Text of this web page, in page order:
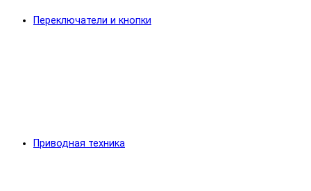
Переключатели и кнопки
Приводная техника